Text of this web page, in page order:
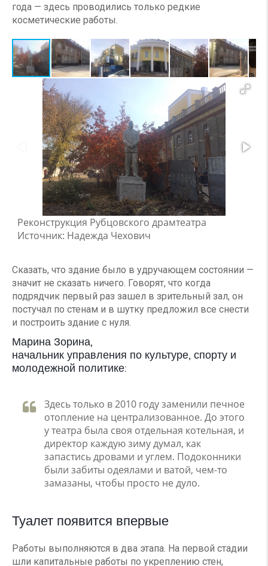
года — здесь проводились только редкие
косметические работы.
Реконструкция Рубцовского драмтеатра
Источник: Надежда Чехович
Сказать, что здание было в удручающем состоянии —
значит не сказать ничего. Говорят, что когда
подрядчик первый раз зашел в зрительный зал, он
постучал по стенам и в шутку предложил все снести
и построить здание с нуля.
Марина Зорина,
начальник управления по культуре, спорту и
молодежной политике:
Здесь только в 2010 году заменили печное
отопление на централизованное. До этого
у театра была своя отдельная котельная, и
директор каждую зиму думал, как
запастись дровами и углем. Подоконники
были забиты одеялами и ватой, чем-то
замазаны, чтобы просто не дуло.
Туалет появится впервые
Работы выполняются в два этапа. На первой стадии
шли капитальные работы по укреплению стен,